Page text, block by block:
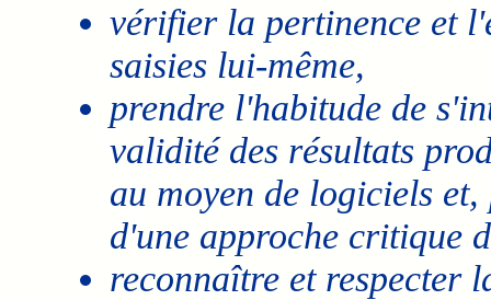
vérifier la pertinence et
saisies lui-même,
prendre l'habitude de
validité des résultats
au moyen de logiciels
d'une approche critique
reconnaître et respecter